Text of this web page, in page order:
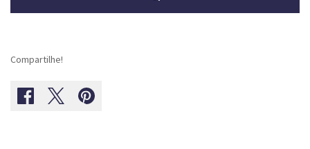
Compartilhe!